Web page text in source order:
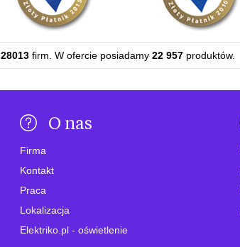
28013 firm. W ofercie posiadamy 22 957 produktów.
O nas
Firma
Kontakt
Praca
Lokalizacja
Elektriko.pl - oświetlenie